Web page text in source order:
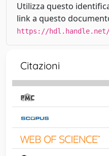
Utilizza questo
link a questo
https://hdl.handle.net/
Citazioni